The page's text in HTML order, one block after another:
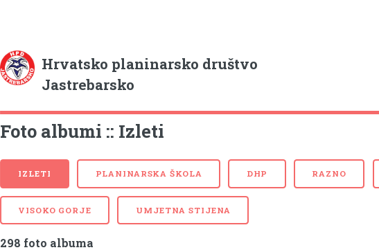
Hrvatsko planinarsko društvo
Jastrebarsko
Foto albumi :: Izleti
IZLETI PLANINARSKA ŠKOLA DHP RAZNO
VISOKO GORJE UMJETNA STIJENA
298 foto albuma